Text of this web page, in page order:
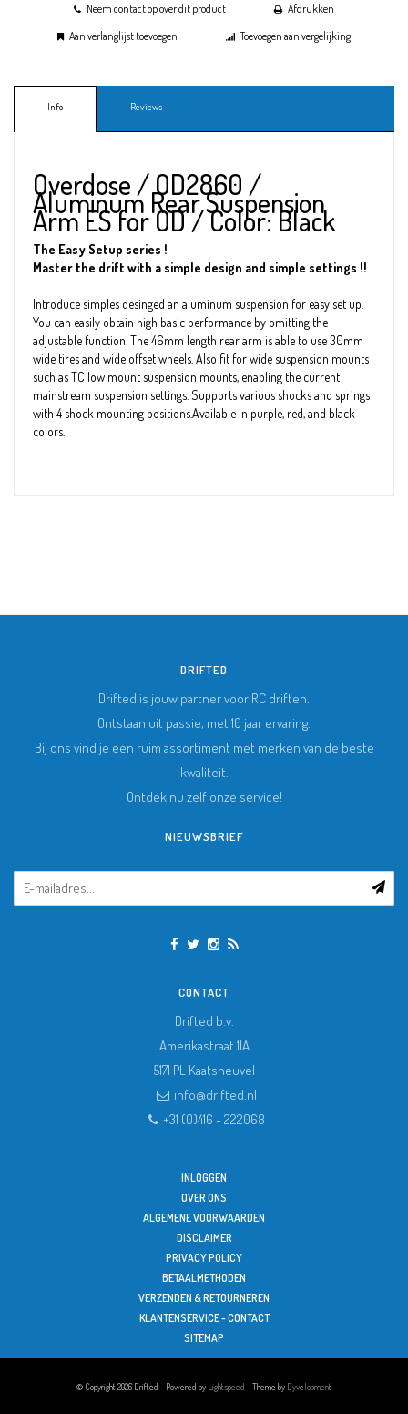
Neem contact op over dit product
Afdrukken
Aan verlanglijst toevoegen
Toevoegen aan vergelijking
Info Reviews
Overdose / OD2860 /
Aluminum Rear Suspension
Arm ES for OD / Color: Black
The Easy Setup series !
Master the drift with a simple design and simple settings !!
Introduce simples desinged an aluminum suspension for easy set up.
You can easily obtain high basic performance by omitting the
adjustable function. The 46mm length rear arm is able to use 30mm
wide tires and wide offset wheels. Also fit for wide suspension mounts
such as TC low mount suspension mounts, enabling the current
mainstream suspension settings. Supports various shocks and springs
with 4 shock mounting positions.Available in purple, red, and black
colors.
DRIFTED
Drifted is jouw partner voor RC driften.
Ontstaan uit passie, met 10 jaar ervaring.
Bij ons vind je een ruim assortiment met merken van de beste
kwaliteit.
Ontdek nu zelf onze service!
NIEUWSBRIEF
CONTACT
Drifted b.v.
Amerikastraat 11A
5171 PL Kaatsheuvel
info@drifted.nl
+31 (0)416 - 222068
INLOGGEN
OVER ONS
ALGEMENE VOORWAARDEN
DISCLAIMER
PRIVACY POLICY
BETAALMETHODEN
VERZENDEN & RETOURNEREN
KLANTENSERVICE - CONTACT
SITEMAP
© Copyright 2026 Drifted - Powered by Lightspeed - Theme by Dyvelopment